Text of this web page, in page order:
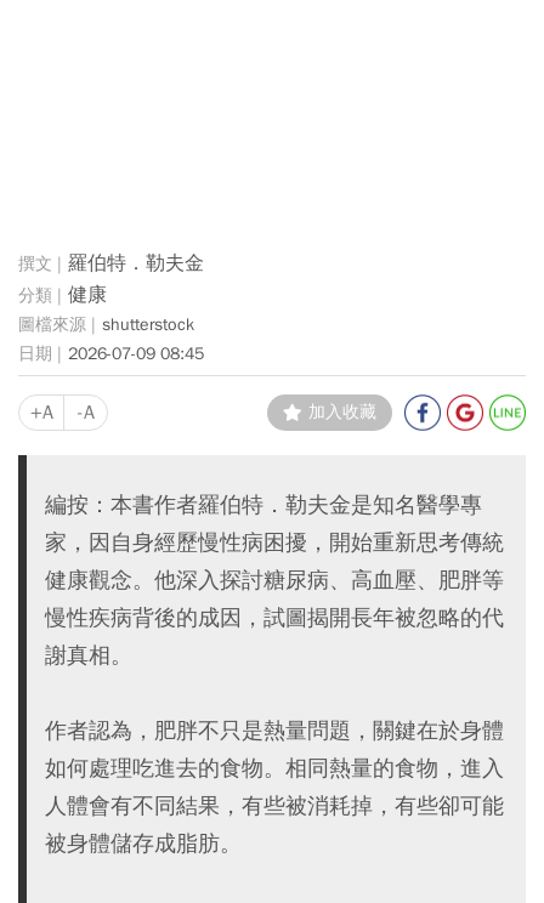
羅伯特．勒夫金
健康
shutterstock
2026-07-09 08:45
+A -A 加入收藏
編按：本書作者羅伯特．勒夫金是知名醫學專
家，因自身經歷慢性病困擾，開始重新思考傳統
健康觀念。他深入探討糖尿病、高血壓、肥胖等
慢性疾病背後的成因，試圖揭開長年被忽略的代
謝真相。
作者認為，肥胖不只是熱量問題，關鍵在於身體
如何處理吃進去的食物。相同熱量的食物，進入
人體會有不同結果，有些被消耗掉，有些卻可能
被身體儲存成脂肪。